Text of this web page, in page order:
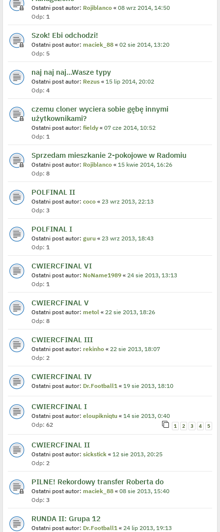
Ostatni post autor: Rojiblanco « 08 wrz 2014, 14:50
Odp: 1
Szok! Ebi odchodzi!
Ostatni post autor: maciek_88 « 02 sie 2014, 13:20
Odp: 5
naj naj naj...Wasze typy
Ostatni post autor: Rezus « 15 lip 2014, 20:02
Odp: 4
czemu cloner wyciera sobie gębę innymi
użytkownikami?
Ostatni post autor: fieldy « 07 cze 2014, 10:52
Odp: 1
Sprzedam mieszkanie 2-pokojowe w Radomiu
Ostatni post autor: Rojiblanco « 15 kwie 2014, 16:26
Odp: 8
POLFINAL II
Ostatni post autor: coco « 23 wrz 2013, 22:13
Odp: 3
POLFINAL I
Ostatni post autor: guru « 23 wrz 2013, 18:43
Odp: 1
CWIERCFINAL VI
Ostatni post autor: NoName1989 « 24 sie 2013, 13:13
Odp: 1
CWIERCFINAL V
Ostatni post autor: metol « 22 sie 2013, 18:26
Odp: 8
CWIERCFINAL III
Ostatni post autor: rekinho « 22 sie 2013, 18:07
Odp: 2
CWIERCFINAL IV
Ostatni post autor: Dr.Football1 « 19 sie 2013, 18:10
CWIERCFINAL I
Ostatni post autor: eloupikniqtu « 14 sie 2013, 0:40
Odp: 62 1 2 3 4 5
CWIERCFINAL II
Ostatni post autor: sickstick « 12 sie 2013, 20:25
Odp: 2
PILNE! Rekordowy transfer Roberta do
Ostatni post autor: maciek_88 « 08 sie 2013, 15:40
Odp: 3
RUNDA II: Grupa 12
Ostatni post autor: Dr.Football1 « 24 lip 2013, 19:13